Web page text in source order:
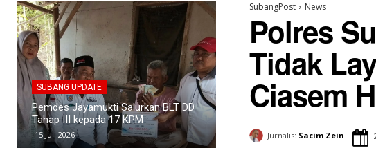
SUBANG UPDATE
Kasus Narkoba di Subang Meningkat,
PANI Latih 150 Relawan Penyuluh
Anti Narkoba
3 Juli 2026
SUBANG UPDATE
Empat Kades di Blanakan Bahas
Penataan Batas Kawasan
25 Juni 2026
SubangPost News
Polres
Tidak
Ciasem
Jurnalis: Sacim Zein